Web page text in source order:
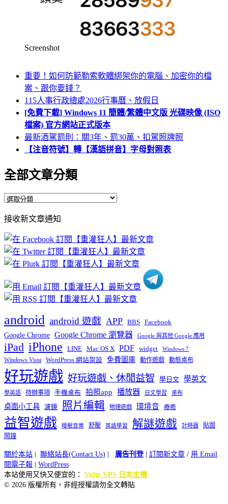
Screenshot
重要！如何防範勒索軟體綁架你的電腦、加密你的檔
案、跟你要錢？
115人事行政總處2026行事曆、放假日
[免費下載] Windows 11 簡體/繁體中文版 光碟映像 (ISO
檔案) 官方網站正式版本
最新酒駕罰則：關3年、罰30萬、扣駕照牌照
【注音符號】轉【漢語拼音】字母對照表
全部文章分類
全
文
章
分
類
接收新文章通知
android android 遊戲 APP BBS Facebook
Google Chrome Google Chrome 瀏覽器 Google 與其他 Google 應用
iPad iPhone LINE Mac OS X PDF widget Windows 7
Windows Vista WordPress 網站架設 免費圖庫 動作遊戲 動態桌布
好玩遊戲 好玩遊戲、休閒益智 學日文 學英文
學英語 待辦事項 手機桌布 拍照app 播放器 日文學習 桌布
桌面小工具 濾鏡 照片編輯 物理遊戲 環境音 療癒
益智遊戲 睡眠音樂 舒壓 英語學習 解謎遊戲 計時器
貼圖
鬧鐘
關於本站 聯絡站長(Contact Us) 廣告刊登| 訂閱新文章 / 用 Email
閱電子報
WordPress
本站使用又快又便宜的： Vultr VPS 日本主機
© 2026 版權所有，非經授權請勿全文轉貼